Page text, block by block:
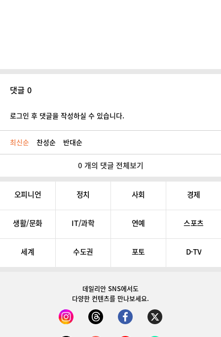
댓글 0
로그인 후 댓글을 작성하실 수 있습니다.
최신순 찬성순 반대순
0 개의 댓글 전체보기
오피니언 정치 사회 경제
생활/문화 IT/과학 연예 스포츠
세계 수도권 포토 D-TV
데일리안 SNS에서도
다양한 컨텐츠를 만나보세요.